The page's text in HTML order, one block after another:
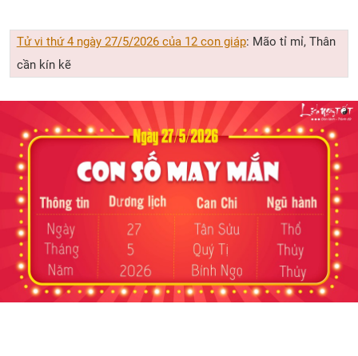
Tử vi thứ 4 ngày 27/5/2026 của 12 con giáp: Mão tỉ mỉ, Thân
cần kín kẽ